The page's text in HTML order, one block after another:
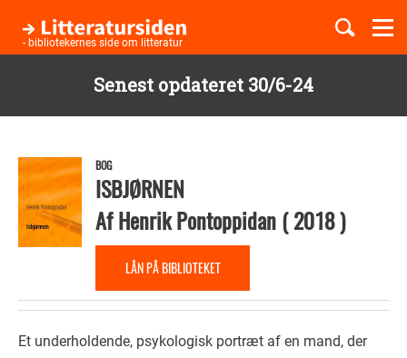
Senest opdateret 30/6-24
hovedindhold
- bibliotekernes side om litteratur
Børnebøger
Temaer
BOG
ISBJØRNEN
AfHenrik Pontoppidan(2018)
LÅN PÅ BIBLIOTEKET
Et underholdende, psykologisk portræt af en mand, der